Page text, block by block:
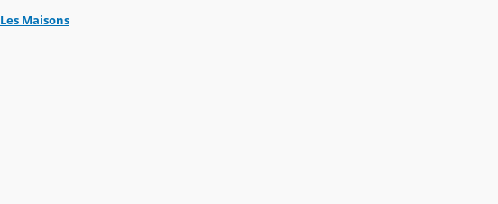
Les Maisons